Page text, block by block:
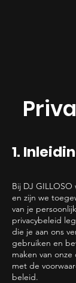
1.
Bij DJ
en zijn we
van je
privacybeleid
die je aan ons
gebruiken en
maken van
met de
beleid.